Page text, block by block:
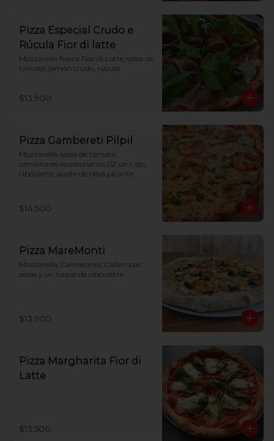
Pizza Especial Crudo e
Rúcula Fior di latte
Mozzarella fresca Fior di Latte, salsa de
tomate, jamón crudo, rúcula
$13.900
Pizza Gambereti Pilpil
Mozzarella, salsa de tomate,
camarones ecuatorianos (12 un.), ajo,
ciboulette, aceite de oliva picante
$14.500
Pizza MareMonti
Mozzarella, Camarones, Callampas
secas y un toque de ciboulette
$13.900
Pizza Margharita Fior di
Latte
$13.500